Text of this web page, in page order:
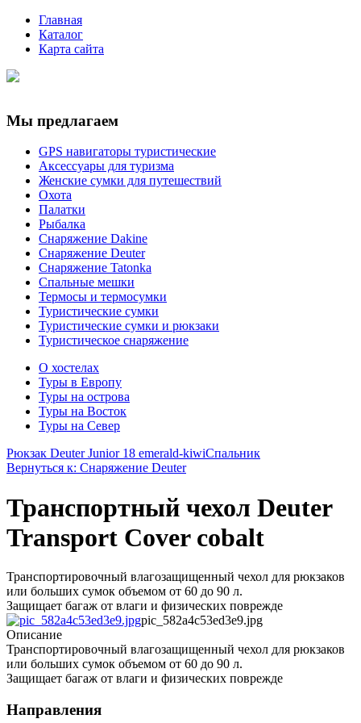
Главная
Каталог
Карта сайта
Мы предлагаем
GPS навигаторы туристические
Аксессуары для туризма
Женские сумки для путешествий
Охота
Палатки
Рыбалка
Снаряжение Dakine
Снаряжение Deuter
Снаряжение Tatonka
Спальные мешки
Термосы и термосумки
Туристические сумки
Туристические сумки и рюкзаки
Туристическое снаряжение
О хостелах
Туры в Европу
Туры на острова
Туры на Восток
Туры на Север
Рюкзак Deuter Junior 18 emerald-kiwiСпальник
Вернуться к: Снаряжение Deuter
Транспортный чехол Deuter
Transport Cover cobalt
Транспортировочный влагозащищенный чехол для рюкзаков
или больших сумок объемом от 60 до 90 л.
Защищает багаж от влаги и физических поврежде
pic_582a4c53ed3e9.jpg
Описание
Транспортировочный влагозащищенный чехол для рюкзаков
или больших сумок объемом от 60 до 90 л.
Защищает багаж от влаги и физических поврежде
Направления